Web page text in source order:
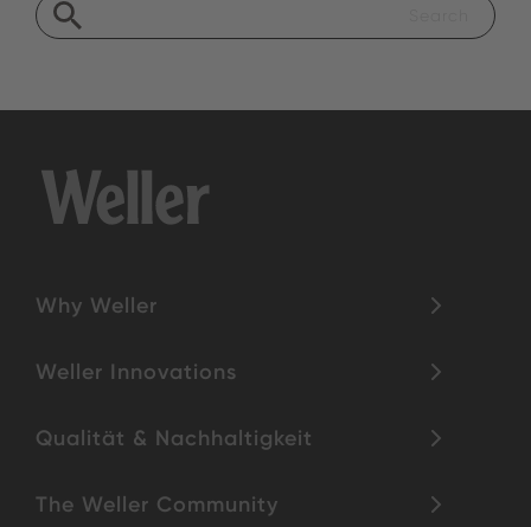
Why Weller
Weller Innovations
Qualität & Nachhaltigkeit
The Weller Community